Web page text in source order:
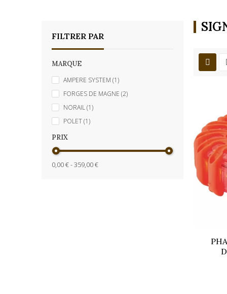
FILTRER PAR
MARQUE
AMPERE SYSTEM (1)
FORGES DE MAGNE (2)
NORAIL(1)
POLET(1)
PRIX
0,00 € - 359,00 €